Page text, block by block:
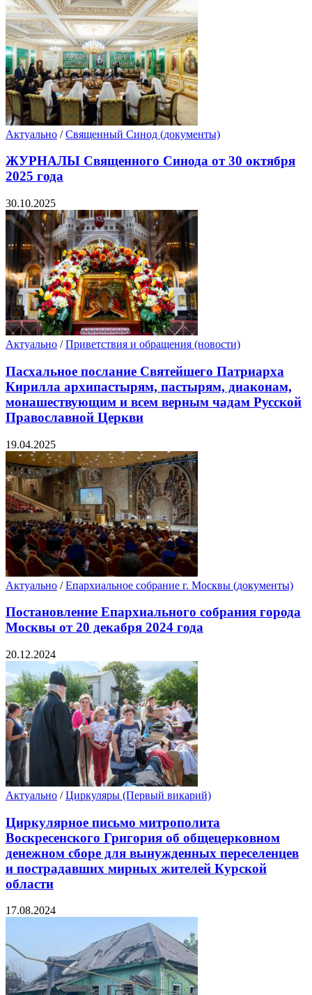
Актуально /Священный Синод (документы)
ЖУРНАЛЫ Священного Синода от 30 октября
2025 года
30.10.2025
Актуально /Приветствия и обращения (новости)
Пасхальное послание Святейшего Патриарха
Кирилла архипастырям, пастырям, диаконам,
монашествующим и всем верным чадам Русской
Православной Церкви
19.04.2025
Актуально /Епархиальное собрание г. Москвы (документы)
Постановление Епархиального собрания города
Москвы от 20 декабря 2024 года
20.12.2024
Актуально /Циркуляры (Первый викарий)
Циркулярное письмо митрополита
Воскресенского Григория об общецерковном
денежном сборе для вынужденных переселенцев
и пострадавших мирных жителей Курской
области
17.08.2024